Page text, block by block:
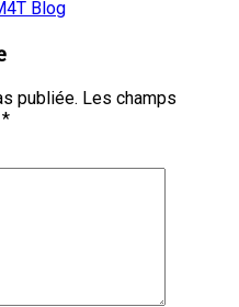
Blog
publiée. Les champs
*